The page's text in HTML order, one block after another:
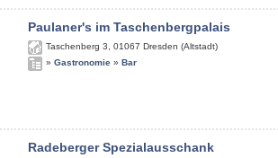
Paulaner's im Taschenbergpalais
Taschenberg 3 01067 Dresden (Altstadt)
» Gastronomie » Bar
Radeberger Spezialausschank